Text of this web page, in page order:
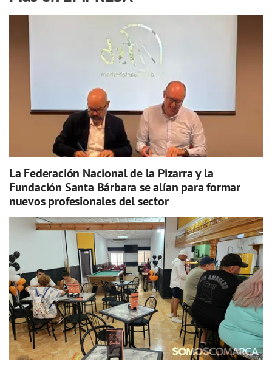
La Federación Nacional de la Pizarra y la
Fundación Santa Bárbara se alían para formar
nuevos profesionales del sector